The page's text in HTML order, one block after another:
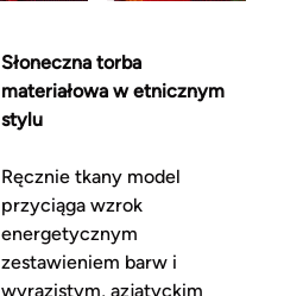
Słoneczna torba
materiałowa w etnicznym
stylu
Ręcznie tkany model
przyciąga wzrok
energetycznym
zestawieniem barw i
wyrazistym, azjatyckim